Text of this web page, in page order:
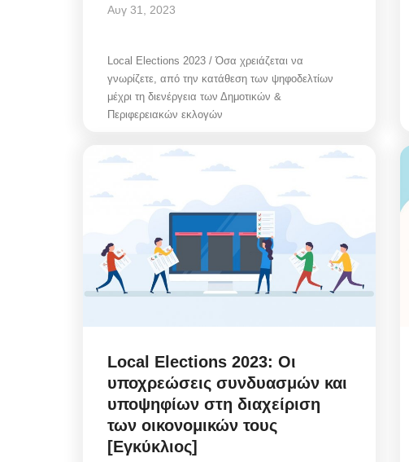
Αυγ 31, 2023
Local Elections 2023 / Όσα χρειάζεται να
γνωρίζετε, από την κατάθεση των ψηφοδελτίων
μέχρι τη διενέργεια των Δημοτικών &
Περιφερειακών εκλογών
Local Elections 2023: Οι
υποχρεώσεις συνδυασμών και
υποψηφίων στη διαχείριση
των οικονομικών τους
[Εγκύκλιος]